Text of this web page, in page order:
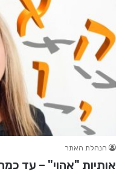
הנהלת האתר
אותיות "אהוי" – עד